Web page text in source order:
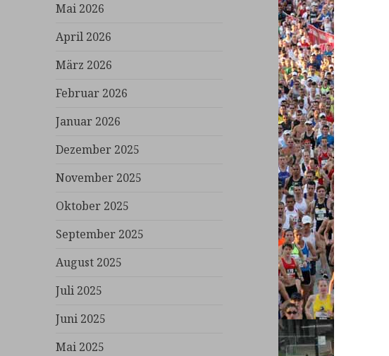
Mai 2026
April 2026
März 2026
Februar 2026
Januar 2026
Dezember 2025
November 2025
Oktober 2025
September 2025
August 2025
Juli 2025
Juni 2025
Mai 2025